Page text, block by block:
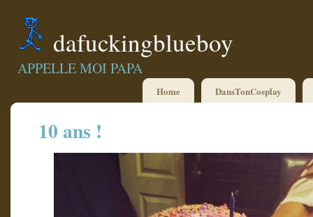
dafuckingblueboy
APPELLE MOI PAPA
Home DansTonCosplay
10 ans !